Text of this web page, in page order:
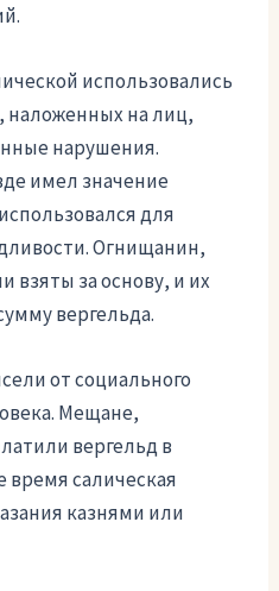
использовались
наложенных на лиц,
нарушения.
имел значение
для
Огнищанин,
за основу, и их
вергельда.
от социального
Мещане,
вергельд в
салическая
казнями или